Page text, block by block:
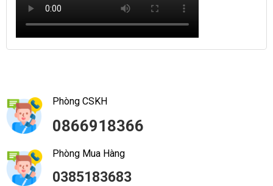
Phòng CSKH
0866918366
Phòng Mua Hàng
0385183683